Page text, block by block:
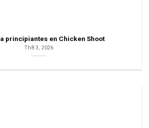
principiantes en Chicken Shoot
Th8 3, 2026